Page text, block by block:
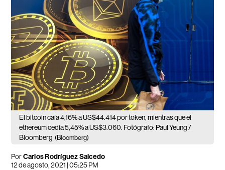
El bitcoin caía 4,16% a US$44.414 por token, mientras que el
ethereum cedía 5,45% a US$3.060. Fotógrafo: Paul Yeung /
Bloomberg (Bloomberg)
PorCarlos Rodríguez Salcedo
12 de agosto, 2021 | 05:25 PM